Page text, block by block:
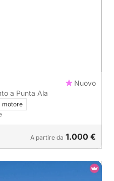
Nuovo
a Punta Ala
motore
A partire da 1.000 €